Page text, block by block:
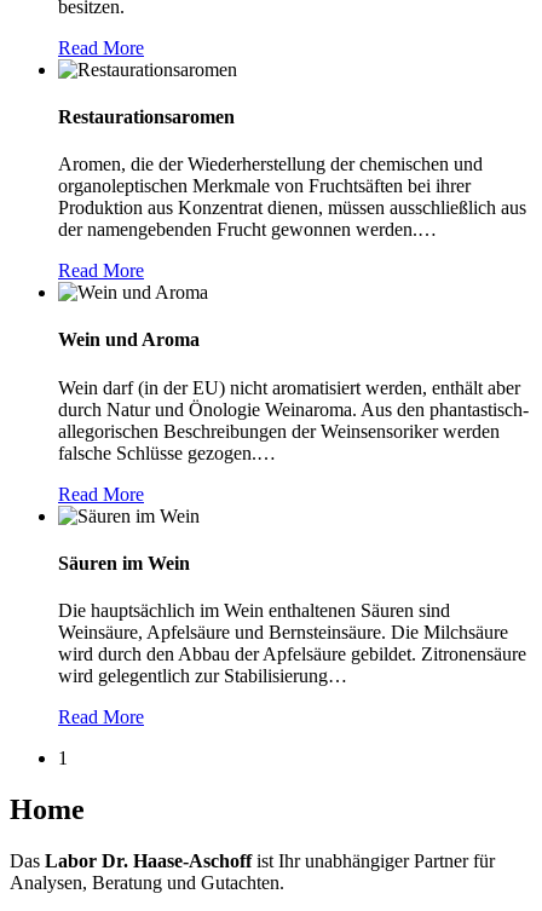
besitzen.
Read More
Restaurationsaromen
Aromen, die der Wiederherstellung der chemischen und
organoleptischen Merkmale von Fruchtsäften bei ihrer
Produktion aus Konzentrat dienen, müssen ausschließlich aus
der namengebenden Frucht gewonnen werden.…
Read More
Wein und Aroma
Wein darf (in der EU) nicht aromatisiert werden, enthält aber
durch Natur und Önologie Weinaroma. Aus den phantastisch-
allegorischen Beschreibungen der Weinsensoriker werden
falsche Schlüsse gezogen.…
Read More
Säuren im Wein
Die hauptsächlich im Wein enthaltenen Säuren sind
Weinsäure, Apfelsäure und Bernsteinsäure. Die Milchsäure
wird durch den Abbau der Apfelsäure gebildet. Zitronensäure
wird gelegentlich zur Stabilisierung…
Read More
1
Home
Das Labor Dr. Haase-Aschoffist Ihr unabhängiger Partner für
Analysen, Beratung und Gutachten.